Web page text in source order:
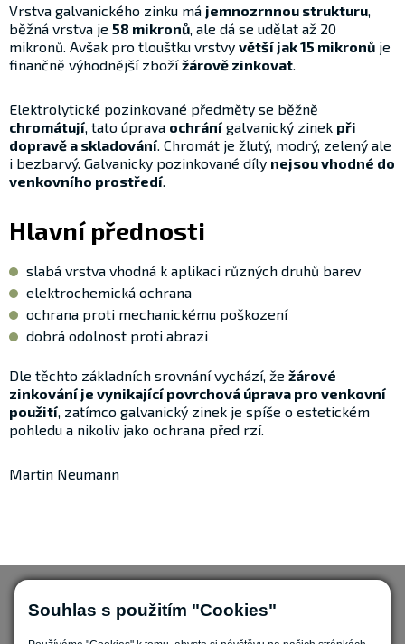
Souhlas s použitím "Cookies"
Vrstva galvanického zinku má jemnozrnnou strukturu,
běžná vrstva je 5­8 mikronů, ale dá se udělat až 20
mikronů. Avšak pro tlouštku vrstvy větší jak 15 mikronů je
finančně výhodnější zbožížárově zinkovat.
Elektrolytické pozinkované předměty se běžně
chromátují , tato úprava ochrání galvanický zinek při
dopravě a skladování . Chromát je žlutý, modrý, zelený ale
i bezbarvý. Galvanicky pozinkované díly nejsou vhodné do
venkovního prostředí
Hlavní přednosti
slabá vrstva vhodná k aplikaci různých druhů barev
elektrochemická ochrana
ochrana proti mechanickému poškození
dobrá odolnost proti abrazi
Dle těchto základních srovnání vychází, že žárové
zinkování je vynikající povrchová úprava pro venkovní
použití, zatímco galvanický zinek je spíše o estetickém
pohledu a nikoliv jako ochrana před rzí.
Martin Neumann